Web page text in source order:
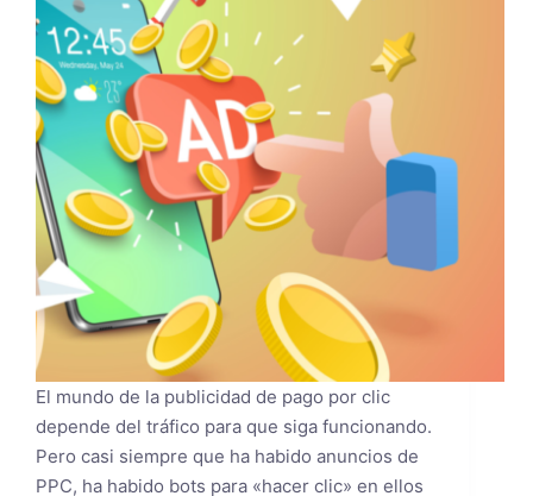
El mundo de la publicidad de pago por clic
depende del tráfico para que siga funcionando.
Pero casi siempre que ha habido anuncios de
PPC, ha habido bots para «hacer clic» en ellos